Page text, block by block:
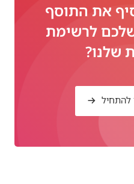
את התוסף
לרשימת
שלנו?
להתחיל